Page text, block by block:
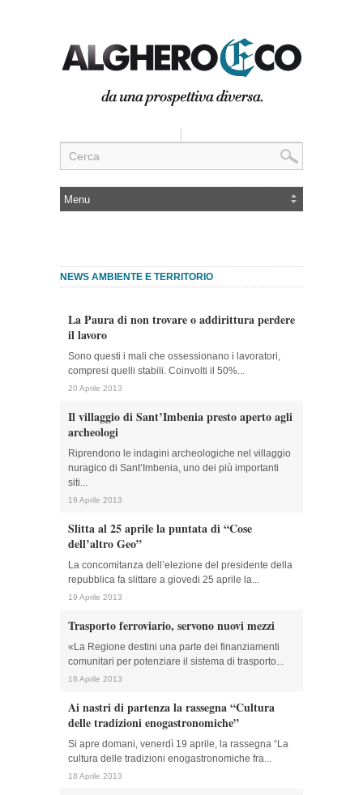
NEWS AMBIENTE E TERRITORIO
La Paura di non trovare o addirittura perdere
il lavoro
Sono questi i mali che ossessionano i lavoratori,
compresi quelli stabili. Coinvolti il 50%...
20 Aprile 2013
Il villaggio di Sant’Imbenia presto aperto agli
archeologi
Riprendono le indagini archeologiche nel villaggio
nuragico di Sant’Imbenia, uno dei più importanti
siti...
19 Aprile 2013
Slitta al 25 aprile la puntata di “Cose
dell’altro Geo”
La concomitanza dell’elezione del presidente della
repubblica fa slittare a giovedi 25 aprile la...
19 Aprile 2013
Trasporto ferroviario, servono nuovi mezzi
«La Regione destini una parte dei finanziamenti
comunitari per potenziare il sistema di trasporto...
18 Aprile 2013
Ai nastri di partenza la rassegna “Cultura
delle tradizioni enogastronomiche”
Si apre domani, venerdì 19 aprile, la rassegna “La
cultura delle tradizioni enogastronomiche fra...
18 Aprile 2013